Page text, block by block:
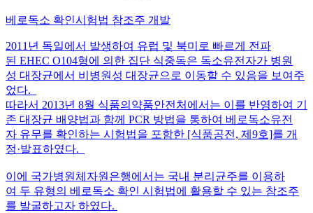
베로독소 확인시험법 참조주 개발
2011년 독일에서 발생하여 유럽 및 북미로 빠르게 전파
된 EHEC O104형에 의한 집단 식중독은 독소유전자가 병원
성 대장균에서 비병원성 대장균으로 이동할 수 있음을 보여주
었다.
따라서 2013년 8월 식품의약품안전처에서는 이를 반영하여 기
존 대장균 배양법과 함께 PCR 방법을 통하여 베로독소유전
자 유무를 확인하는 시험법을 포함한 [식품공전, 제9호]를 개
정·발표하였다.
이에 국가병원체자원은행에서는 국내 분리균주를 이용하
여 두 유형의 베로독소 확인 시험법에 활용할 수 있는 참조주
를 발굴하고자 하였다.